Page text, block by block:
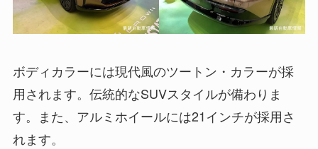
ボディカラーには現代風のツートン・カラーが採
用されます。伝統的なSUVスタイルが備わりま
す。また、アルミホイールには21インチが採用さ
れます。